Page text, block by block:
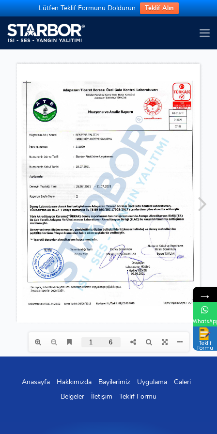
Lütfen Teklif Formunu Doldurun Teklif Alın
Anasayfa Hakkımızda Bayilerimiz Uygulama
Galeri
Belgeler
İletişim Teklif Formu
→
Teklif
Formu